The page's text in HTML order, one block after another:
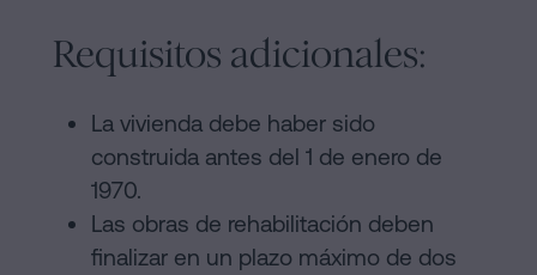
Requisitos adicionales:
La vivienda debe haber sido
construida antes del 1 de enero de
1970.
Las obras de rehabilitación deben
finalizar en un plazo máximo de dos